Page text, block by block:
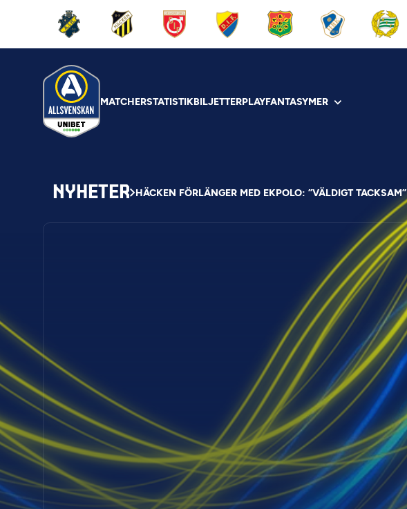
MATCHERSTATISTIKBILJETTERPLAYFANTASYMER
NYHETER HÄCKEN FÖRLÄNGER MED EKPOLO: ”VÄLDIGT TACKSAM”